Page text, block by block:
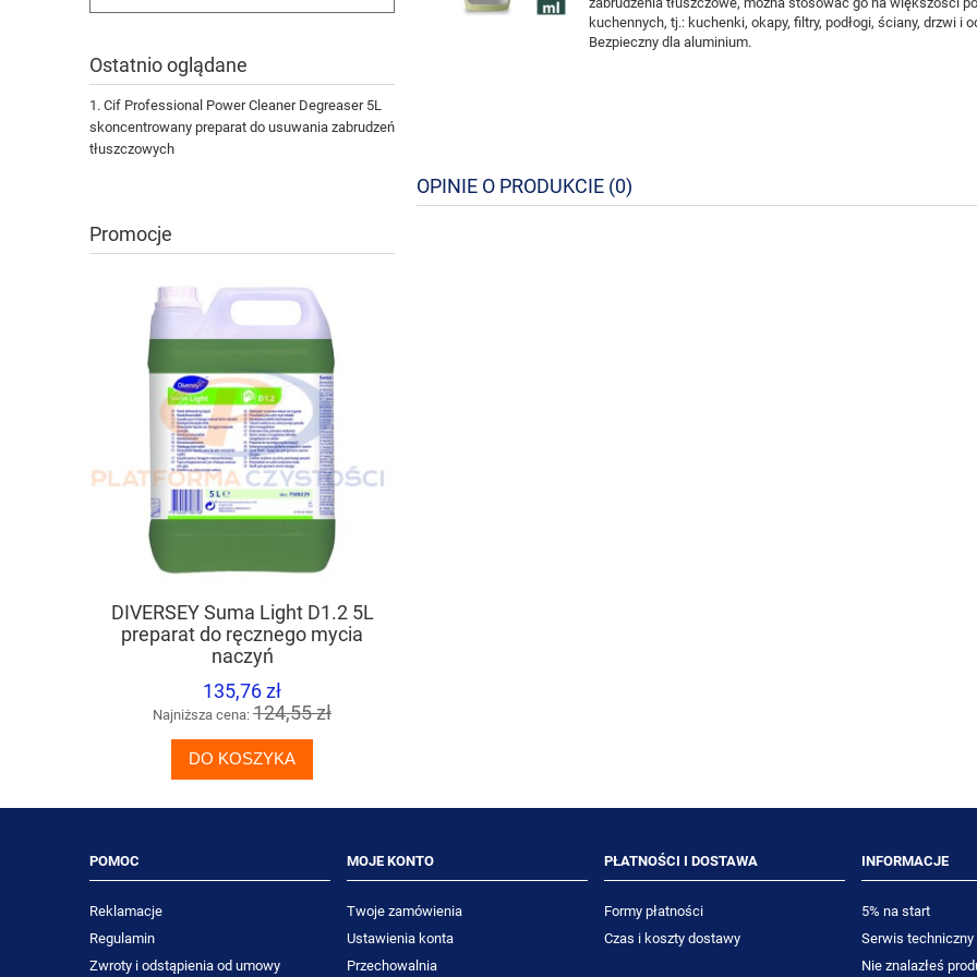
Ostatnio oglądane
Cif Professional Power Cleaner Degreaser 5L
skoncentrowany preparat do usuwania zabrudzeń
tłuszczowych
Promocje
DIVERSEY Suma Light D1.2 5L
preparat do ręcznego mycia
naczyń
135,76 zł
Najniższa cena: 124,55 zł
DO KOSZYKA
kuchennych, tj.: kuchenki, okapy, filtry, podłogi, ściany, drzwi i
Bezpieczny dla aluminium.
OPINIE O PRODUKCIE (0)
POMOC
Reklamacje
Regulamin
Zwroty i odstąpienia od umowy
MOJE KONTO
Twoje zamówienia
Ustawienia konta
Przechowalnia
PŁATNOŚCI I DOSTAWA
Formy płatności
Czas i koszty dostawy
INFORMACJE
5% na start
Serwis techniczny
Nie znalazłeś